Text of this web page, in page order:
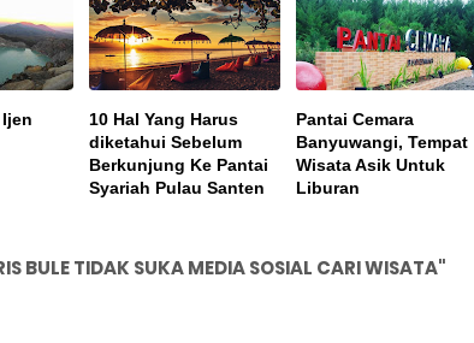
10 Hal Yang Harus
diketahui Sebelum
Berkunjung Ke Pantai
Syariah Pulau Santen
Pantai Cemara
Banyuwangi, Tempat
Wisata Asik Untuk
Liburan
BULE TIDAK SUKA MEDIA SOSIAL CARI WISATA"